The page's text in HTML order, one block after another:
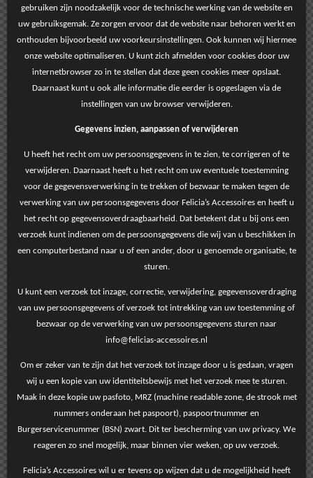
gebruiken zijn noodzakelijk voor de technische werking van de website en
uw gebruiksgemak. Ze zorgen ervoor dat de website naar behoren werkt en
onthouden bijvoorbeeld uw voorkeursinstellingen. Ook kunnen wij hiermee
onze website optimaliseren. U kunt zich afmelden voor cookies door uw
internetbrowser zo in te stellen dat deze geen cookies meer opslaat.
Daarnaast kunt u ook alle informatie die eerder is opgeslagen via de
instellingen van uw browser verwijderen.
Gegevens inzien, aanpassen of verwijderen
U heeft het recht om uw persoonsgegevens in te zien, te corrigeren of te
verwijderen. Daarnaast heeft u het recht om uw eventuele toestemming
voor de gegevensverwerking in te trekken of bezwaar te maken tegen de
verwerking van uw persoonsgegevens door Felicia’s Accessoires en heeft u
het recht op gegevensoverdraagbaarheid. Dat betekent dat u bij ons een
verzoek kunt indienen om de persoonsgegevens die wij van u beschikken in
een computerbestand naar u of een ander, door u genoemde organisatie, te
sturen.
U kunt een verzoek tot inzage, correctie, verwijdering, gegevensoverdraging
van uw persoonsgegevens of verzoek tot intrekking van uw toestemming of
bezwaar op de verwerking van uw persoonsgegevens sturen naar
info@felicias-accessoires.nl
Om er zeker van te zijn dat het verzoek tot inzage door u is gedaan, vragen
wij u een kopie van uw identiteitsbewijs met het verzoek mee te sturen.
Maak in deze kopie uw pasfoto, MRZ (machine readable zone, de strook met
nummers onderaan het paspoort), paspoortnummer en
Burgerservicenummer (BSN) zwart. Dit ter bescherming van uw privacy. We
reageren zo snel mogelijk, maar binnen vier weken, op uw verzoek.
Felicia’s Accessoires wil u er tevens op wijzen dat u de mogelijkheid heeft